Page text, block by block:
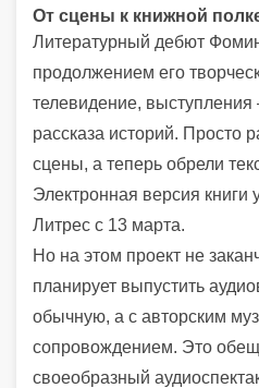
От сцены к книжной
Литературный дебют
продолжением его
телевидение,
рассказа историй. Просто
сцены, а теперь обрели
Электронная версия книги
Литрес с 13 марта.
Но на этом проект не
планирует выпустить
обычную, а с авторским
сопровождением. Это
своеобразный